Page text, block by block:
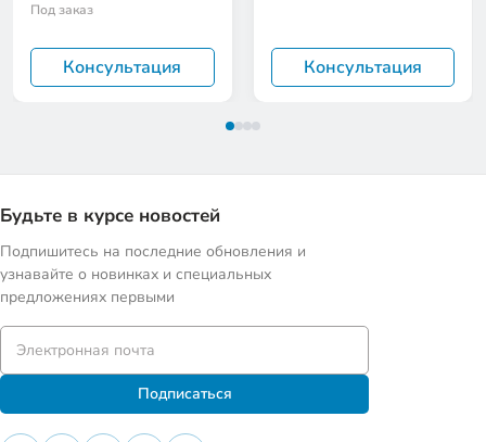
Под заказ
Консультация Консультация
Будьте в курсе новостей
Подпишитесь на последние обновления и
узнавайте о новинках и специальных
предложениях первыми
Подписаться